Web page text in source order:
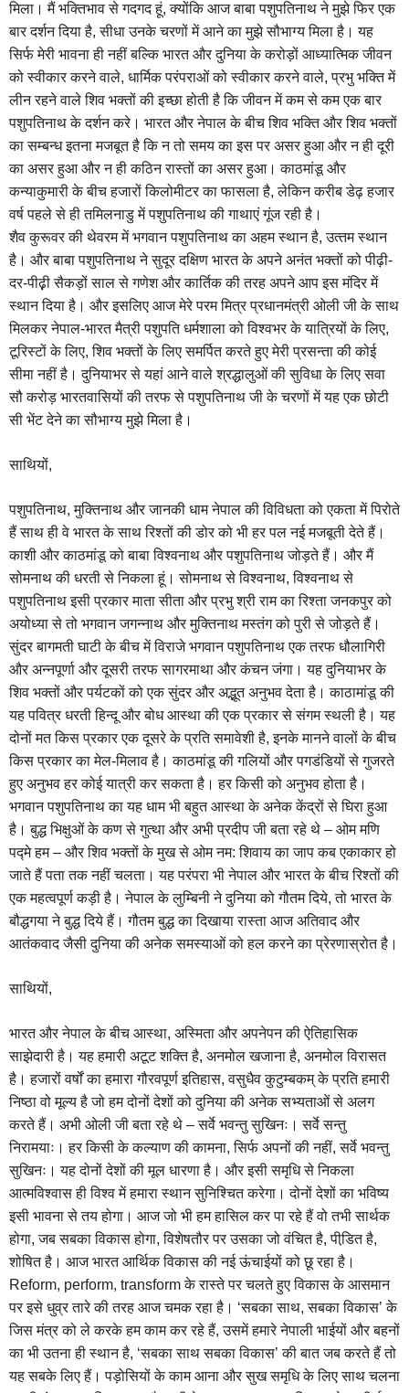
मिला। मैं भक्तिभाव से गदगद हूं, क्‍योंकि आज बाबा पशुपतिनाथ ने मुझे फिर एक
बार दर्शन दिया है, सीधा उनके चरणों में आने का मुझे सौभाग्‍य मिला है। यह
सिर्फ मेरी भावना ही नहीं बल्कि भारत और दुनिया के करोड़ों आध्‍यात्मिक जीवन
को स्‍वीकार करने वाले, धार्मिक परंपराओं को स्‍वीकार करने वाले, प्रभु भक्ति में
लीन रहने वाले शिव भ‍क्‍तों की इच्‍छा होती है कि जीवन में कम से कम एक बार
पशुपतिनाथ के दर्शन करे। भारत और नेपाल के बीच शिव भक्ति और शिव भक्‍तों
का सम्बन्ध इतना मजबूत है कि न तो समय का इस पर असर हुआ और न ही दूरी
का असर हुआ और न ही कठिन रास्‍तों का असर हुआ। काठमांडू और
कन्‍याकुमारी के बीच हजारों किलोमीटर का फासला है, लेकिन करीब डेढ़ हजार
वर्ष पहले से ही तमिलनाडु में पशुपतिनाथ की गाथाएं गूंज रही है।
शैव कुरूवर की थेवरम में भगवान पशुपतिनाथ का अहम स्‍थान है, उत्‍तम स्‍थान
है। और बाबा पशुपतिनाथ ने सुदूर दक्षिण भारत के अपने अनंत भक्‍तों को पीढ़ी-
दर-पीढ़़ी सैकड़ों साल से गणेश और कार्तिक की तरह अपने आप इस मंदिर में
स्‍थान दिया है। और इसलिए आज मेरे परम मित्र प्रधानमंत्री ओली जी के साथ
मिलकर नेपाल-भारत मैत्री पशुपति धर्मशाला को विश्‍वभर के यात्रियों के लिए,
टूरिस्‍टों के लिए, शिव भक्‍तों के लिए समर्पित करते हुए मेरी प्रसन्‍ता की कोई
सीमा नहीं है। दुनियाभर से यहां आने वाले श्रद्धालुओं की सुविधा के लिए सवा
सौ करोड़ भारतवासियों की तरफ से पशुपतिनाथ जी के चरणों में यह एक छोटी
सी भेंट देने का सौभाग्‍य मुझे मिला है।
साथियों,
पशुपतिनाथ, मुक्तिनाथ और जानकी धाम नेपाल की विविधता को एकता में पिरोते
हैं साथ ही वे भारत के साथ रिश्‍तों की डोर को भी हर पल नई मजबूती देते हैं।
काशी और काठमांडू को बाबा विश्‍वनाथ और पशुपतिनाथ जोड़ते हैं। और मैं
सोमनाथ की धरती से निकला हूं। सोमनाथ से विश्‍वनाथ, विश्‍वनाथ से
पशुपतिनाथ इसी प्रकार माता सीता और प्रभु श्री राम का रिश्‍ता जनकपुर को
अयोध्‍या से तो भगवान जगन्‍नाथ और मुक्तिनाथ मस्तंग को पुरी से जोड़ते हैं।
सुंदर बागमती घाटी के बीच में विराजे भगवान पशुपतिनाथ एक तरफ धौलागिरी
और अन्‍नपूर्णा और दूसरी तरफ सागरमाथा और कंचन जंगा। यह दुनियाभर के
शिव भक्‍तों और पर्यटकों को एक सुंदर और अद्भूत अनुभव देता है। काठामांडू की
यह पवित्र धरती हिन्‍दू और बोध आस्‍था की एक प्रकार से संगम स्‍थली है। यह
दोनों मत किस प्रकार एक दूसरे के प्रति समावेशी है, इनके मानने वालों के बीच
किस प्रकार का मेल-मिलाव है। काठमांडू की गलियों और पगडंडियों से गुजरते
हुए अनुभव हर कोई यात्री कर सकता है। हर किसी को अनुभव होता है।
भगवान पशुपतिनाथ का यह धाम भी बहुत आस्‍था के अनेक केंद्रों से घिरा हुआ
है। बुद्ध भिक्षुओं के कण से गुत्था और अभी प्रदीप जी बता रहे थे – ओम मणि
पद्मे हम – और शिव भक्‍तों के मुख से ओम नम: शिवाय का जाप कब एकाकार हो
जाते हैं पता तक नहीं चलता। यह परंपरा भी नेपाल और भारत के बीच रिश्‍तों की
एक म‍हत्‍वपूर्ण कड़ी है। नेपाल के लुम्बिनी ने दुनिया को गौतम दिये, तो भारत के
बौद्धगया ने बुद्ध दिये हैं। गौतम बुद्ध का दिखाया रास्‍ता आज अतिवाद और
आतंकवाद जैसी दुनिया की अनेक समस्‍याओं को हल करने का प्रेरणास्रोत है।
साथियों,
भारत और नेपाल के बीच आस्‍था, अस्मिता और अपनेपन की ऐतिहासिक
साझेदारी है। यह हमारी अटूट शक्ति है, अनमोल खजाना है, अनमोल विरासत
है। हजारों वर्षों का हमारा गौरवपूर्ण इतिहास, वसुधैव कुटुम्बकम् के प्रति हमारी
निष्‍ठा वो मूल्‍य है जो हम दोनों देशों को दुनिया की अनेक सभ्‍यताओं से अलग
करते हैं। अभी ओली जी बता रहे थे – सर्वे भवन्तु सुखिनः। सर्वे सन्तु
निरामयाः। हर किसी के कल्‍याण की कामना, सिर्फ अपनों की नहीं, सर्वे भवन्तु
सुखिनः। यह दोनों देशों की मूल धारणा है। और इसी समृधि से निकला
आत्‍मविश्‍वास ही विश्‍व में हमारा स्‍थान सुनिश्चित करेगा। दोनों देशों का भविष्‍य
इसी भावना से तय होगा। आज जो भी हम हासिल कर पा रहे हैं वो तभी सार्थक
होगा, जब सबका विकास होगा, विशेषतौर पर उसका जो व‍ंचित है, पीडि़त है,
शोषित है। आज भारत आर्थिक विकास की नई ऊंचाईयों को छू रहा है।
Reform, perform, transform के रास्‍ते पर चलते हुए विकास के आसमान
पर इसे धुव्र तारे की तरह आज चमक रहा है। ‘सबका साथ, सबका विकास’ के
जिस मंत्र को ले करके हम काम कर रहे हैं, उसमें हमारे नेपाली भाईयों और बहनों
का भी उतना ही स्‍थान है, ‘सबका साथ सबका विकास’ की बात जब करते हैं तो
यह सबके लिए हैं। पड़ोसियों के काम आना और सुख समृधि के लिए साथ चलना